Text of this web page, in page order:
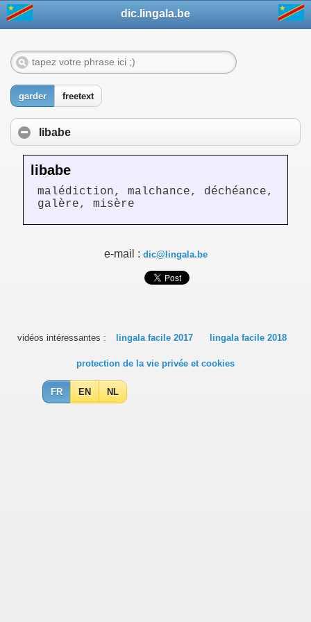
dic.lingala.be
garder freetext
libabe
libabe
malédiction, malchance, déchéance,
galère, misère
e-mail : dic@lingala.be
vidéos intéressantes : lingala facile 2017 lingala facile 2018
protection de la vie privée et cookies
FR EN NL